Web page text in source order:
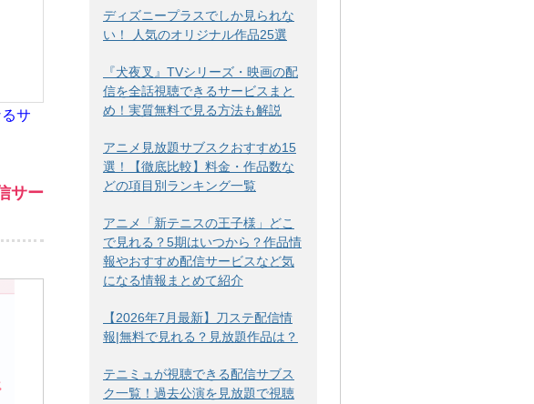
サ
サー
ディズニープラスでしか見られな
い！ 人気のオリジナル作品25選
『犬夜叉』TVシリーズ・映画の配
信を全話視聴できるサービスまと
め！実質無料で見る方法も解説
アニメ見放題サブスクおすすめ15
選！【徹底比較】料金・作品数な
どの項目別ランキング一覧
アニメ「新テニスの王子様」どこ
で見れる？5期はいつから？作品情
報やおすすめ配信サービスなど気
になる情報まとめて紹介
【2026年7月最新】刀ステ配信情
報|無料で見れる？見放題作品は？
テニミュが視聴できる配信サブス
ク一覧！過去公演を見放題で視聴